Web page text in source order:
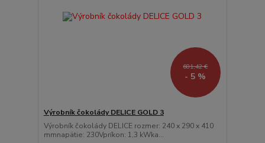
681,42 €
- 5 %
Výrobník čokolády DELICE GOLD 3
Výrobník čokolády DELICE rozmer: 240 x 290 x 410
mmnapätie: 230Vpríkon: 1,3 kWka...